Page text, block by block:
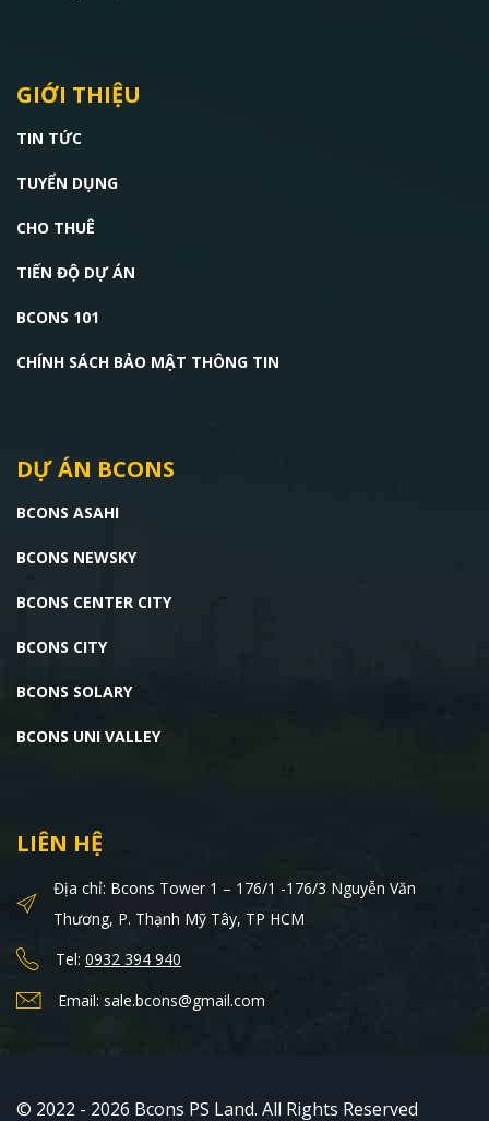
GIỚI THIỆU
TIN TỨC
TUYỂN DỤNG
CHO THUÊ
TIẾN ĐỘ DỰ ÁN
BCONS 101
CHÍNH SÁCH BẢO MẬT THÔNG TIN
DỰ ÁN BCONS
BCONS ASAHI
BCONS NEWSKY
BCONS CENTER CITY
BCONS CITY
BCONS SOLARY
BCONS UNI VALLEY
LIÊN HỆ
Địa chỉ: Bcons Tower 1 – 176/1 -176/3 Nguyễn Văn
Thương, P. Thạnh Mỹ Tây, TP HCM
Tel: 0932 394 940
Email: sale.bcons@gmail.com
© 2022 - 2026 Bcons PS Land. All Rights Reserved